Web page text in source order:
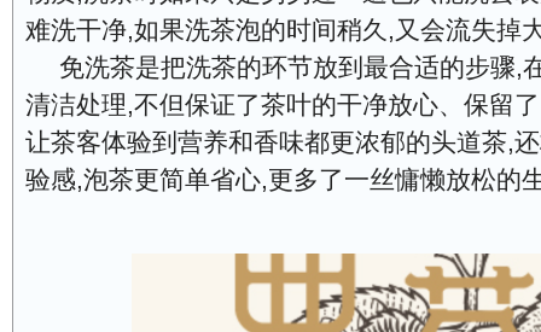
难洗干净,如果洗茶泡的时间稍久,又会流失掉
免洗茶是把洗茶的环节放到最合适的步骤,
清洁处理,不但保证了茶叶的干净放心、保留
让茶客体验到营养和香味都更浓郁的头道茶,
验感,泡茶更简单省心,更多了一丝慵懒放松的